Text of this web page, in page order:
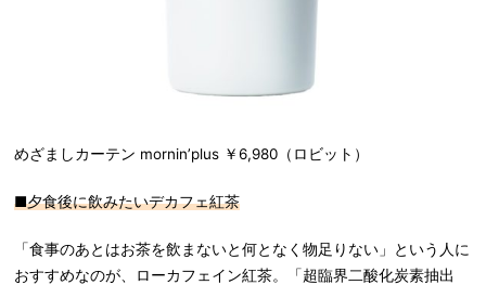
めざましカーテン mornin’plus ￥6,980（ロビット）
■夕食後に飲みたいデカフェ紅茶
「食事のあとはお茶を飲まないと何となく物足りない」という人に
おすすめなのが、ローカフェイン紅茶。「超臨界二酸化炭素抽出